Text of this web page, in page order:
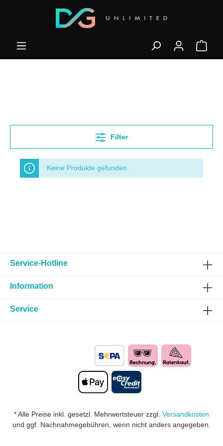
Filter
Keine Produkte gefunden.
Service-Hotline
Information
Service
* Alle Preise inkl. gesetzl. Mehrwertsteuer zzgl. Versandkosten
und ggf. Nachnahmegebühren, wenn nicht anders angegeben.